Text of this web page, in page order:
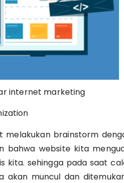
marketing
melakukan brainstorm
bahwa website kita
kita. sehingga pada saat
akan muncul dan